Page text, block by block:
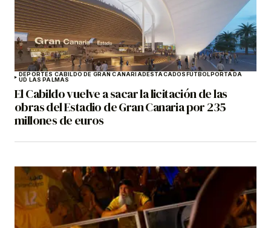
DEPORTES CABILDO DE GRAN CANARIADESTACADOSFÚTBOLPORTADA
UD LAS PALMAS
El Cabildo vuelve a sacar la licitación de las
obras del Estadio de Gran Canaria por 235
millones de euros